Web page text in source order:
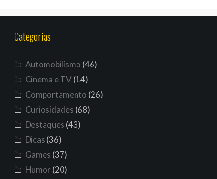
Categorias
Automobilismo (46)
Cinema e TV(14)
Comportamento (26)
Curiosidades (68)
Destaques (43)
Dicas (36)
Games (37)
Humor (20)